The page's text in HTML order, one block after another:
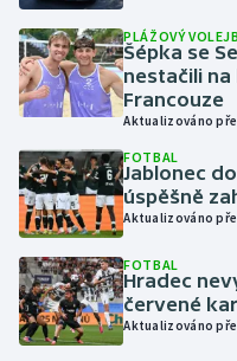
Házená
Jezdectví
Judo
Krasobruslení
Lezení
Lyže a snowboard
PLÁŽOVÝ
Šépka se
nestačili na
Francouze
Aktualizováno
FOTBAL
Jablonec
úspěšně
Aktualizováno
FOTBAL
Hradec
červené
Aktualizováno